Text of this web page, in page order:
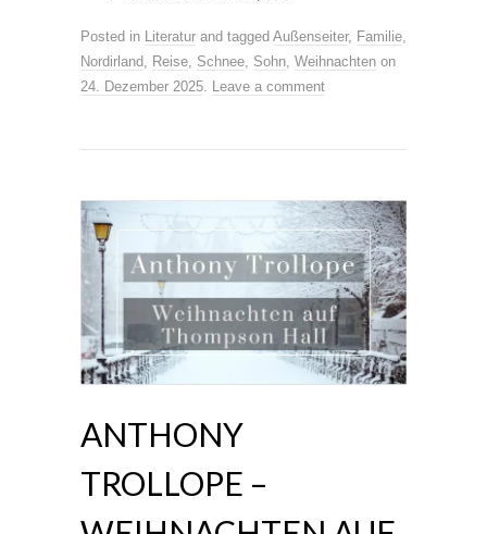
Posted in Literatur and tagged Außenseiter, Familie
Nordirland
Reise Schnee Sohn Weihnachten on
24. Dezember 2025
Leave a comment
ANTHONY
TROLLOPE –